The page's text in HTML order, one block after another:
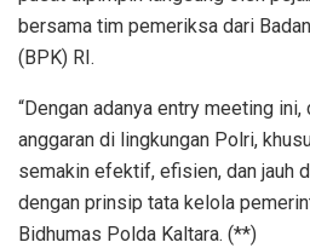
bersama tim pemeriksa dari
(BPK) RI.
“Dengan adanya entry meeting
anggaran di lingkungan Polri,
semakin efektif, efisien, dan jauh
dengan prinsip tata kelola
Bidhumas Polda Kaltara. (**)